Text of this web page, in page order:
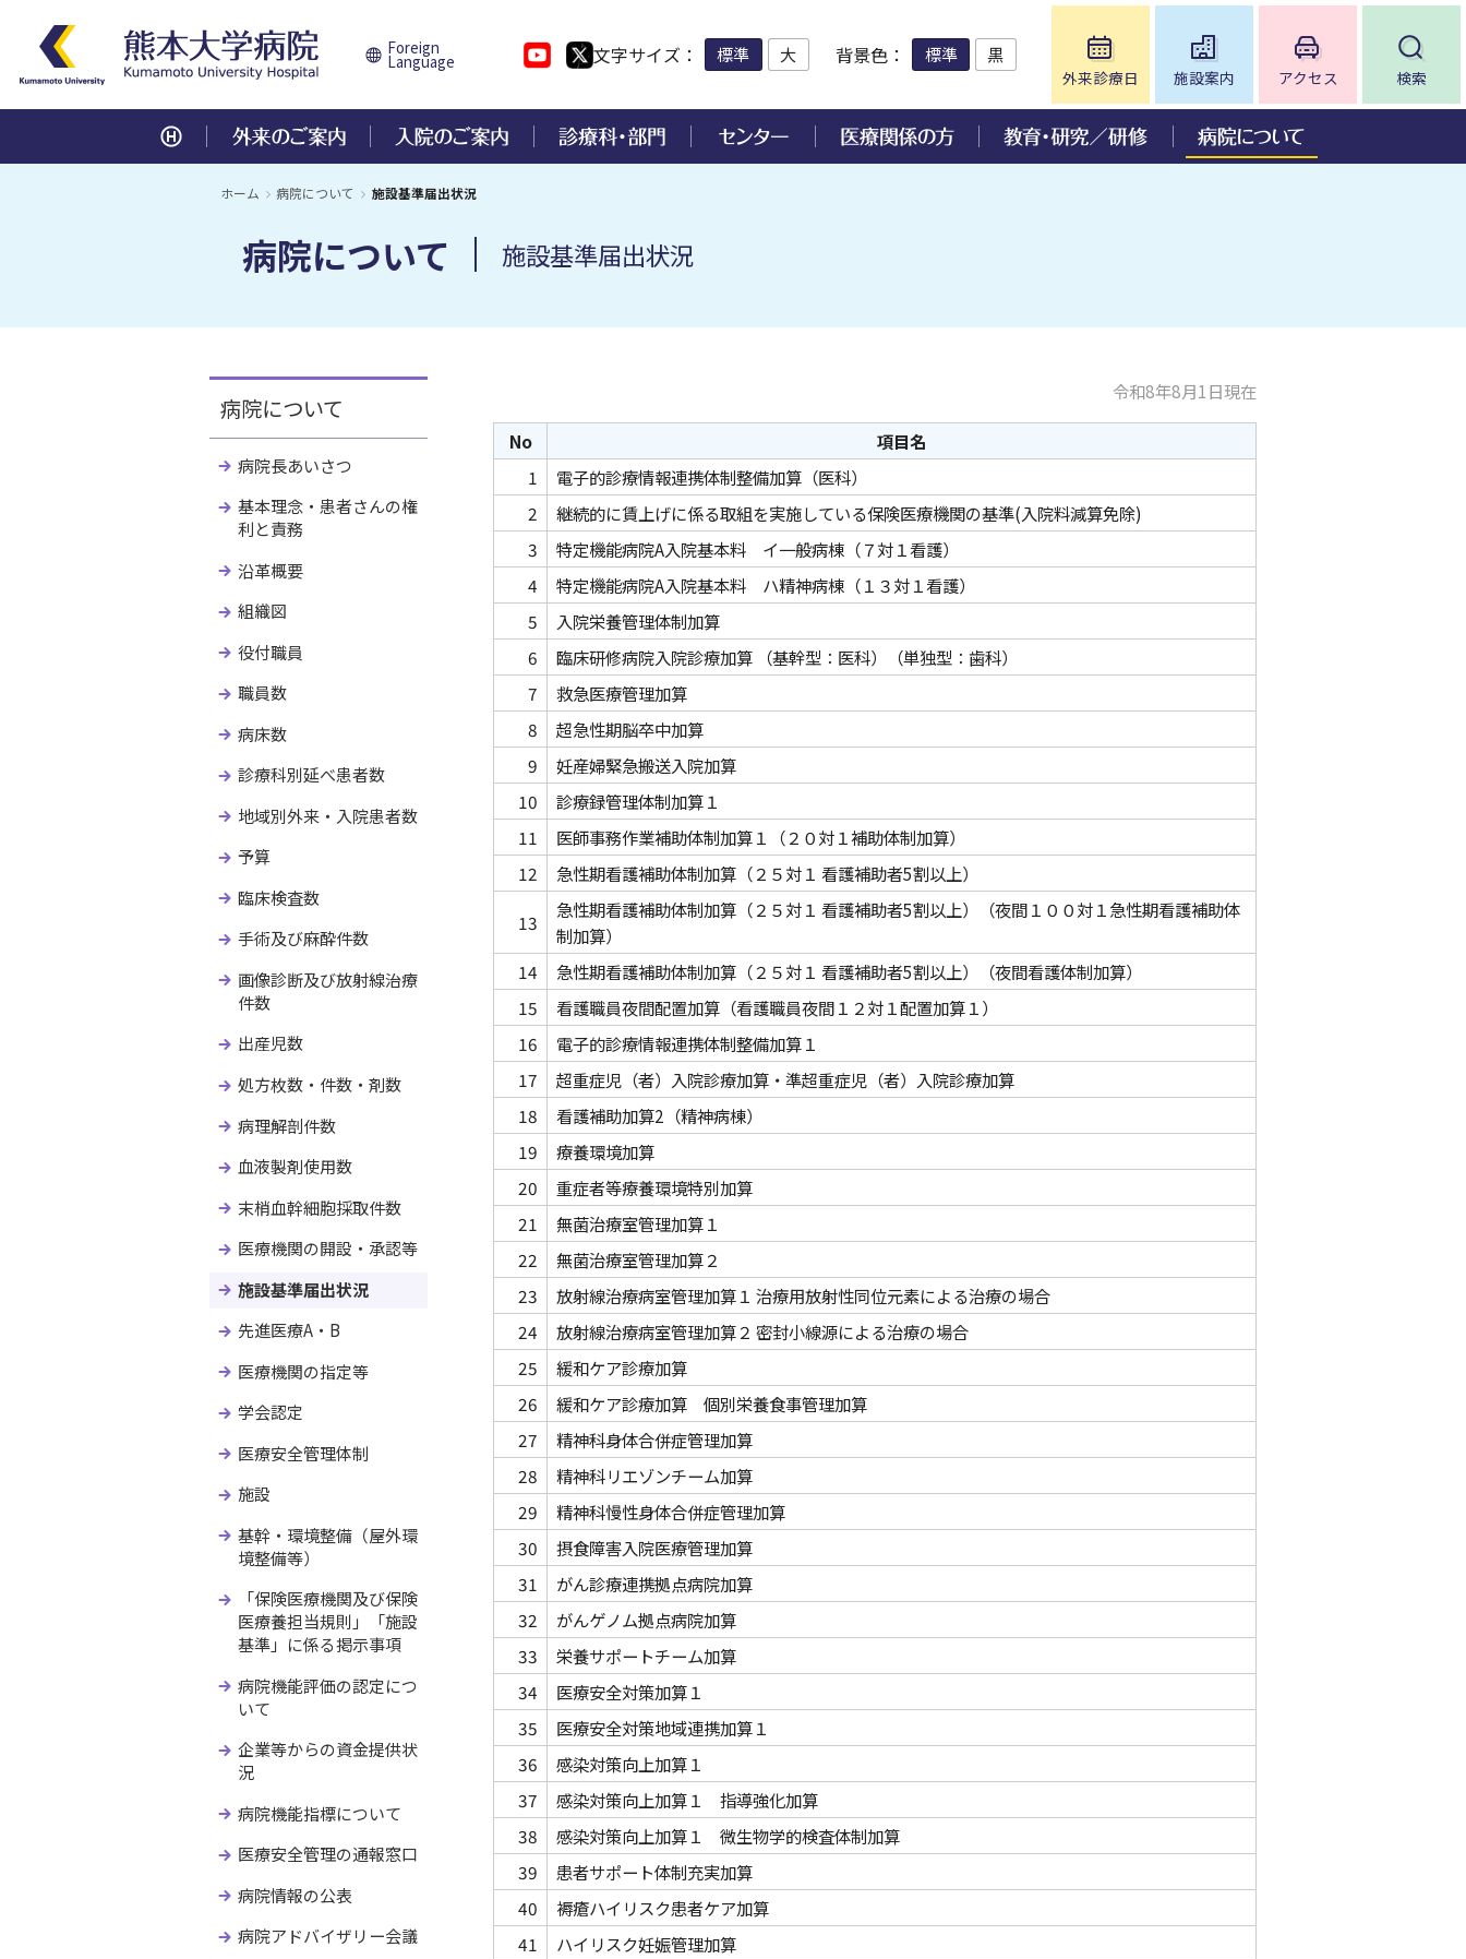
Foreign
Language 文字サイズ 標準 大 背景色 標準 黒
外来診療日 施設案内 アクセス 検索
外来のご案内
診察を受ける方へ
再診の方へ
個人情報保護について
病院からのお願い
入院のご案内
注意事項とお願い
入院中の生活について
個人情報保護について
入院前の手続き 入院手続き
診療科・部門
内科部門
腎臓内科
糖尿病・代謝・内分泌内科
総合診療科
外科部門
心臓血管外科
呼吸器外科
乳腺・内分泌外科
小児外科
泌尿器科
成育医療部門
小児科
耳鼻咽喉科・頭頸部外科
歯科口腔外科
画像診断・治療科 放射線治療科
脳・神経・精神部門
神経精神科
脳神経外科
麻酔科・緩和医療科
中央診療施設等、院内措置の診療支援センター
部等
その他
センター
中央診療施設
地域医療連携センター
総合周産期母子医療センター
移植医療センター
遺伝診療センター
がん相談支援センター
がん登録センター
緩和ケアセンター
がんゲノムセンター
AYA世代がんサポートチーム
心臓血管センター
脳血管病センター
小児在宅医療支援センター
女性骨盤臓器脱診療センター
肥満症治療センター
認知症疾患医療センター
「慢性疼痛診療システム均てん化等事業」
集学的痛みセンター
医療関係の方
患者様のご紹介
教育・研究／研修
各研修の内容説明、募集案内
歯科研修医募集
研修生募集
熊本県補助事業
研究成果について
病院について
病院長あいさつ
基本理念・患者さんの権利と責務
沿革概要
職員数
各種統計
施設基準届出状況
先進医療A・B
学会認定
医療安全管理体制
基幹・環境整備（屋外環境整備
等）
「保険医療機関及び保険医療養担
当規則」「施設基準」に係る掲示
事項
病院機能評価の認定について
企業等からの資金提供状況
病院機能指標について
臨床研究に関すること
臨床倫理コンサルテーション
ご意見について
宗教的理由等による輸血拒否に関
する当院の方針
ダイバーシティ推進について
院内保育所について
ネーミングライツパートナー募集
子どもの患者さんの権利と約束
大学病院改革プラン
新型インフルエンザ等発生時にお
ける診療継続計画(要旨)
広報
ソーシャルメディアガイドライン
ホーム 病院について 施設基準届出状況
病院について 施設基準届出状況
令和8年8月1日現在
No
項目名
1
電子的診療情報連携体制整備加算（医科）
2
継続的に賃上げに係る取組を実施している保険医療機関の基準(入院料減算免除)
3
特定機能病院A入院基本料 イ一般病棟（７対１看護）
4
特定機能病院A入院基本料 ハ精神病棟（１３対１看護）
5
入院栄養管理体制加算
6
臨床研修病院入院診療加算 （基幹型：医科）（単独型：歯科）
7
救急医療管理加算
8
超急性期脳卒中加算
9
妊産婦緊急搬送入院加算
10
診療録管理体制加算１
11
医師事務作業補助体制加算１（２０対１補助体制加算）
12
急性期看護補助体制加算（２５対１ 看護補助者5割以上）
13
急性期看護補助体制加算（２５対１ 看護補助者5割以上）（夜間１００対１急性期看護補助体
制加算）
14
急性期看護補助体制加算（２５対１ 看護補助者5割以上）（夜間看護体制加算）
15
看護職員夜間配置加算（看護職員夜間１２対１配置加算１）
16
電子的診療情報連携体制整備加算１
17
超重症児（者）入院診療加算・準超重症児（者）入院診療加算
18
看護補助加算2（精神病棟）
19
療養環境加算
20
重症者等療養環境特別加算
21
無菌治療室管理加算１
22
無菌治療室管理加算２
23
放射線治療病室管理加算１ 治療用放射性同位元素による治療の場合
24
放射線治療病室管理加算２ 密封小線源による治療の場合
25
緩和ケア診療加算
26
緩和ケア診療加算 個別栄養食事管理加算
27
精神科身体合併症管理加算
28
精神科リエゾンチーム加算
29
精神科慢性身体合併症管理加算
30
摂食障害入院医療管理加算
31
がん診療連携拠点病院加算
32
がんゲノム拠点病院加算
33
栄養サポートチーム加算
34
医療安全対策加算１
35
医療安全対策地域連携加算１
36
感染対策向上加算１
37
感染対策向上加算１ 指導強化加算
38
感染対策向上加算１ 微生物学的検査体制加算
39
患者サポート体制充実加算
40
褥瘡ハイリスク患者ケア加算
41
ハイリスク妊娠管理加算
病院について
病院長あいさつ
基本理念・患者さんの権
利と責務
沿革概要
組織図
役付職員
職員数
病床数
診療科別延べ患者数
地域別外来・入院患者数
予算
臨床検査数
手術及び麻酔件数
画像診断及び放射線治療
件数
出産児数
処方枚数・件数・剤数
病理解剖件数
血液製剤使用数
末梢血幹細胞採取件数
医療機関の開設・承認等
施設基準届出状況
先進医療A・B
医療機関の指定等
学会認定
医療安全管理体制
施設
基幹・環境整備（屋外環
境整備等）
「保険医療機関及び保険
医療養担当規則」「施設
基準」に係る掲示事項
病院機能評価の認定につ
いて
企業等からの資金提供状
況
病院機能指標について
医療安全管理の通報窓口
病院情報の公表
病院アドバイザリー会議